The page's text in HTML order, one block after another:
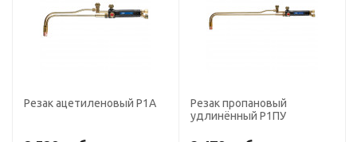
Резак ацетиленовый Р1А
Резак пропановый
удлинённый Р1ПУ